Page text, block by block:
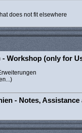
does not fit elsewhere
Workshop (only for
- Notes, Assistance